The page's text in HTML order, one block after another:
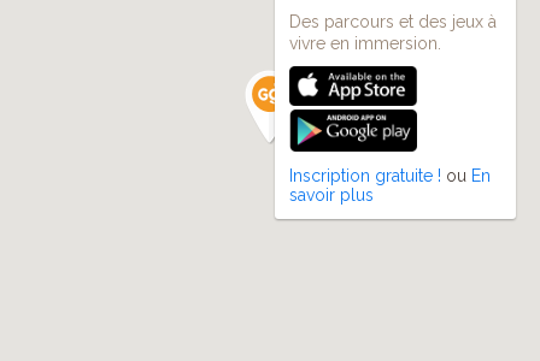
Des parcours et des jeux à
vivre en immersion.
Inscription gratuite ! ou En
savoir plus